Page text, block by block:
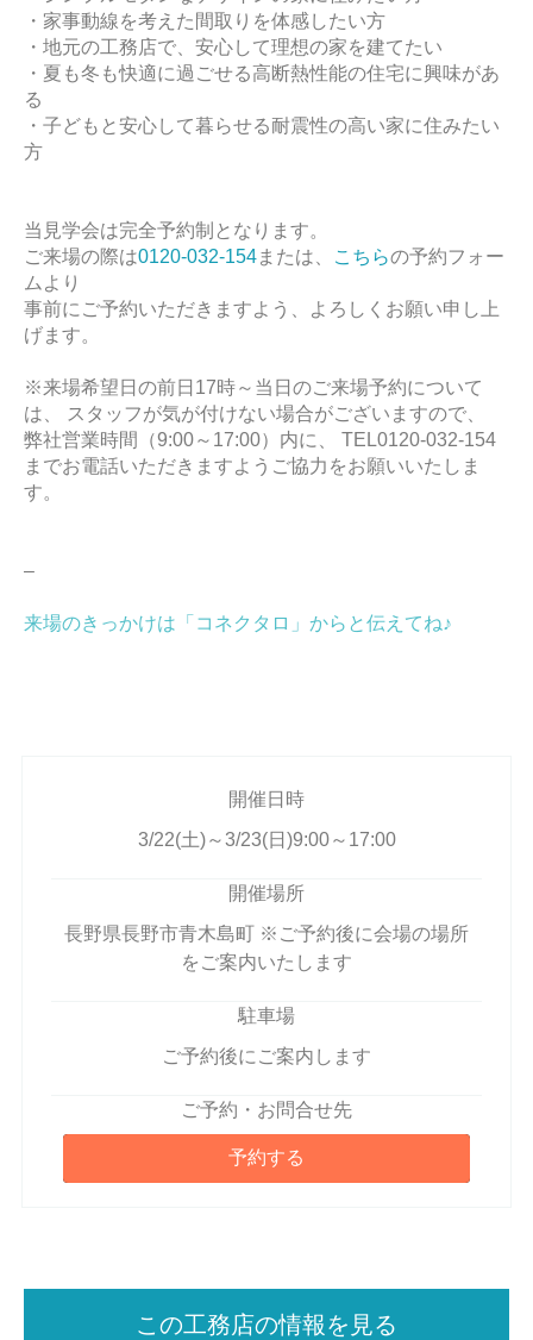
・家事動線を考えた間取りを体感したい方
・地元の工務店で、安心して理想の家を建てたい
・夏も冬も快適に過ごせる高断熱性能の住宅に興味があ
る
・子どもと安心して暮らせる耐震性の高い家に住みたい
方
当見学会は完全予約制となります。
ご来場の際は0120-032-154または、 こちらの予約フォー
ムより
事前にご予約いただきますよう、よろしくお願い申し上
げます。
※来場希望日の前日17時～当日のご来場予約について
は、 スタッフが気が付けない場合がございますので、
弊社営業時間（9:00～17:00）内に、 TEL0120-032-154
までお電話いただきますようご協力をお願いいたしま
す。
–
来場のきっかけは「コネクタロ」からと伝えてね♪
開催日時
3/22(土)～3/23(日)9:00～17:00
開催場所
長野県長野市青木島町 ※ご予約後に会場の場所
をご案内いたします
駐車場
ご予約後にご案内します
ご予約・お問合せ先
予約する
この工務店の情報を見る